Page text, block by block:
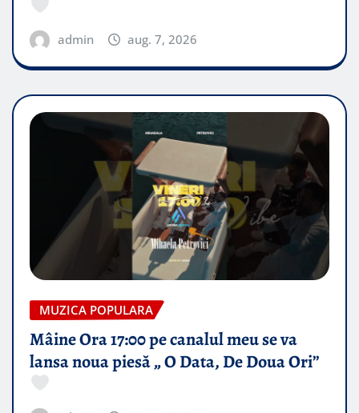
admin aug. 7, 2026
MUZICA POPULARA
Mâine Ora 17:00 pe canalul meu se va
lansa noua piesă „ O Data, De Doua Ori”